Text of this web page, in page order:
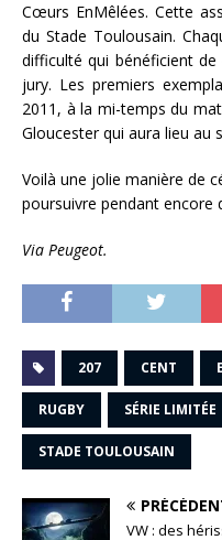
Cœurs EnMêlées. Cette
du Stade Toulousain.
difficulté qui bénéficient
jury. Les premiers
2011, à la mi-temps du
Gloucester qui aura lieu au
Voilà une jolie manière de
poursuivre pendant encore
Via Peugeot.
207 CENT
RUGBY SÉRIE LIMITÉE
STADE TOULOUSAIN
VW : des